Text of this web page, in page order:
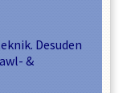
Desuden
&